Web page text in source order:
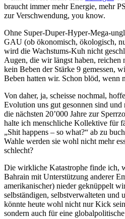
braucht immer mehr Energie, mehr
zur Verschwendung, you know.
Ohne Super-Duper-Hyper-Mega-
GAU (ob ökonomisch, ökologisch,
wird die Wachstums-Kuh nicht
Augen, die wir längst haben,
kein Beben der Stärke 9 gemessen,
Beben hatten wir. Schon blöd, wenn
Von daher, ja, scheisse nochmal,
Evolution uns gut gesonnen sind
die nächsten 20’000 Jahre zur
halte ich menschliche Kollektive für
„Shit happens – so what?“ ab zu
Wahle werden sie wohl nicht mehr
schlecht?
Die wirkliche Katastrophe finde ich,
Bahrain mit Unterstützung anderer
amerikanischer) nieder geknüppelt
selbständigen, selbstverwalteten und
könnte heute wohl nicht nur Kick
sondern auch für eine